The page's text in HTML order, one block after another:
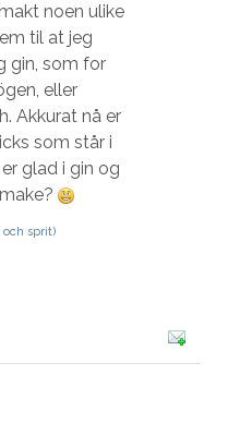
noen ulike
til at jeg
gin, som for
eller
Akkurat nå er
som står i
glad i gin og
och sprit)